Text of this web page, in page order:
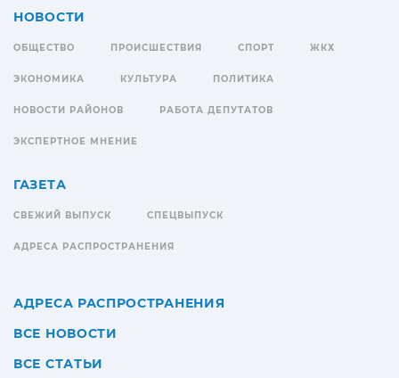
НОВОСТИ
ОБЩЕСТВО ПРОИСШЕСТВИЯ СПОРТ ЖКХ
ЭКОНОМИКА КУЛЬТУРА ПОЛИТИКА
НОВОСТИ РАЙОНОВ РАБОТА ДЕПУТАТОВ
ЭКСПЕРТНОЕ МНЕНИЕ
ГАЗЕТА
СВЕЖИЙ ВЫПУСК СПЕЦВЫПУСК
АДРЕСА РАСПРОСТРАНЕНИЯ
АДРЕСА РАСПРОСТРАНЕНИЯ
ВСЕ НОВОСТИ
ВСЕ СТАТЬИ